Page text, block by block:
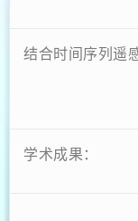
结合时间序列遥
学术成果：